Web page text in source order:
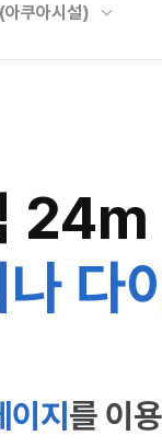
아쿠아시설)
나(아쿠아시설)
24m
다
이지를 이